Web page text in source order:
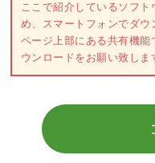
ここで紹介しているソフ
め、スマートフォンでダウ
ページ上部にある共有機
ウンロードをお願い致しま